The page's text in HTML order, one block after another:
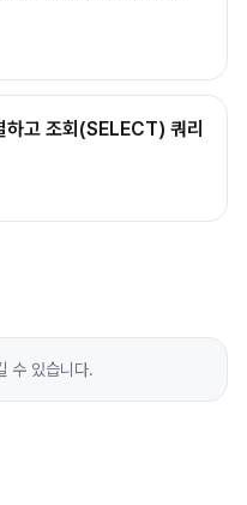
고 조회(SELECT) 쿼리
수 있습니다.